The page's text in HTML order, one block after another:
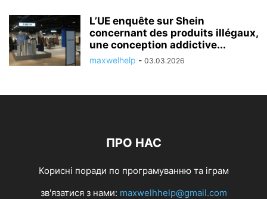
L’UE enquête sur Shein
concernant des produits illégaux,
une conception addictive...
maxwelhelp - 03.03.2026
ПРО НАС
Корисні поради по програмуванню та іграм
зв'язатися з нами: maxwelhhelp@gmail.com